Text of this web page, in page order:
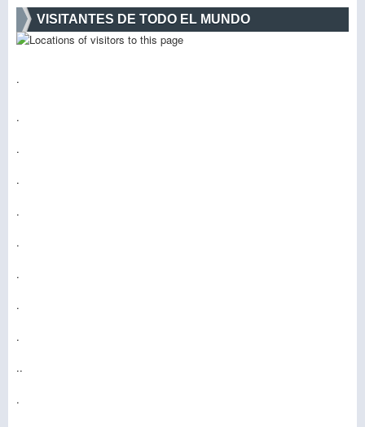
VISITANTES DE TODO EL MUNDO
.
.
.
.
.
.
.
.
.
..
.